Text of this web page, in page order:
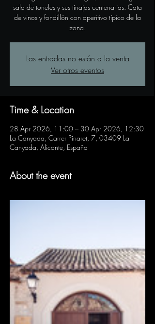
sala de toneles y sus tinajas centenarias. Cata
de vinos y fondillón con aperitivo típico de la
zona.
Las entradas no están a la venta
Ver otros eventos
Time & Location
28 Apr 2026, 11:00 – 30 Apr 2026, 12:30
La Canyada, Carrer Pinaret, 7, 03409 La
Canyada, Alicante, España
About the event